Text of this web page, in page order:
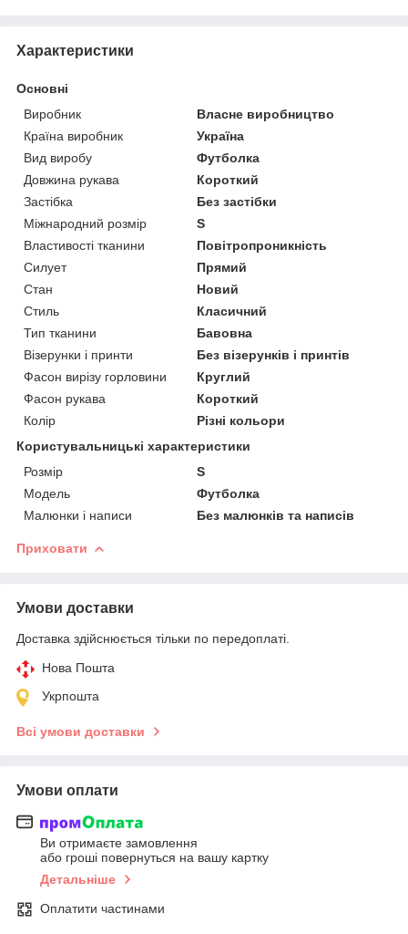
Характеристики
Основні
Виробник
Власне виробництво
Країна виробник
Україна
Вид виробу
Футболка
Довжина рукава
Короткий
Застібка
Без застібки
Міжнародний розмір
S
Властивості тканини
Повітропроникність
Силует
Прямий
Стан
Новий
Стиль
Класичний
Тип тканини
Бавовна
Візерунки і принти
Без візерунків і принтів
Фасон вирізу горловини
Круглий
Фасон рукава
Короткий
Колір
Різні кольори
Користувальницькі характеристики
Розмір
S
Модель
Футболка
Малюнки і написи
Без малюнків та написів
Приховати
Умови доставки
Доставка здійснюється тільки по передоплаті.
Нова Пошта
Укрпошта
Всі умови доставки
Умови оплати
Ви отримаєте замовлення
або гроші повернуться на вашу картку
Детальніше
Оплатити частинами